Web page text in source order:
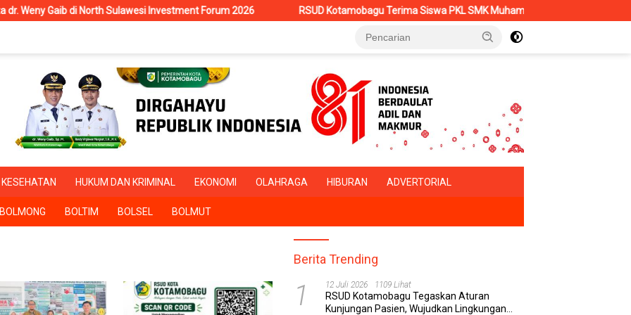
di North Sulawesi Investment Forum 2026 RSUD Kotamobagu Terima Siswa PKL SMK Muhammadiyah, Perkuat Sinergi Dunia
KESEHATAN HUKUM DAN KRIMINAL EKONOMI OLAHRAGA HIBURAN ADVERTORIAL
BOLMONG BOLTIM BOLSEL BOLMUT
Berita Trending
1 12 Juli 2026 1109 Lihat
RSUD Kotamobagu Tegaskan Aturan
Kunjungan Pasien, Wujudkan Lingkungan